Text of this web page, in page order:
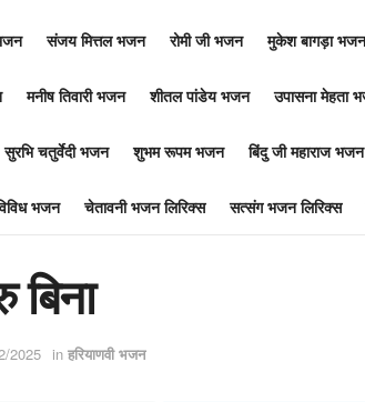
संजय मित्तल भजन रोमी जी भजन मुकेश बागड़ा भजन
मनीष तिवारी भजन शीतल पांडेय भजन उपासना मेहता
सुरभि चतुर्वेदी भजन शुभम रूपम भजन बिंदु जी महाराज भजन
भजन चेतावनी भजन लिरिक्स सत्संग भजन लिरिक्स
बिना
2025 in हरियाणवी भजन